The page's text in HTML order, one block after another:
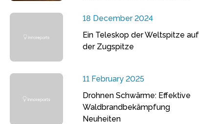
18 December 2024
Ein Teleskop der Weltspitze auf
der Zugspitze
11 February 2025
Drohnen Schwärme: Effektive
Waldbrandbekämpfung
Neuheiten